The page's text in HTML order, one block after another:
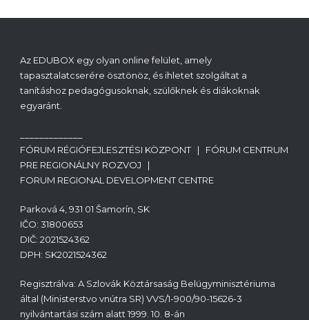
Az EDUBOX egy olyan online felület, amely
tapasztalatcserére ösztönöz, és ihletet szolgáltat a
tanításhoz pedagógusoknak, szülőknek és diákoknak
egyaránt.
FÓRUM RÉGIÓFEJLESZTÉSI KÖZPONT | FÓRUM CENTRUM
PRE REGIONÁLNY ROZVOJ |
FORUM REGIONAL DEVELOPMENT CENTRE
Parková 4, 931 01 Šamorín, SK
IČO: 31800653
DIČ: 2021524362
DPH: SK2021524362
Regisztrálva: A Szlovák Köztársaság Belügyminisztériuma
által (Ministerstvo vnútra SR) VVS/1-900/90-15626-3
nyilvántartási szám alatt 1999. 10. 8-án